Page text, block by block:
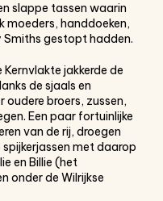
slappe tassen waarin
moeders, handdoeken,
gestopt hadden.
jakkerde de
de sjaals en
oudere broers, zussen,
Een paar fortuinlijke
van de rij, droegen
met daarop
en Billie (het
onder de Wilrijkse